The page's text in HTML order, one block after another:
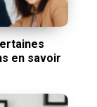
en savoir